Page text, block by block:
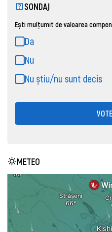
SONDAJ
Ești mulțumit de valoarea
Da
Nu
Nu știu/nu sunt decis
METEO